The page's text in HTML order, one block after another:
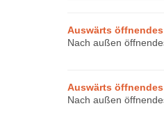
Auswärts
Nach außen
Auswärts
Nach außen